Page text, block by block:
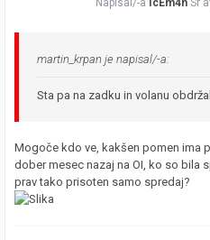
Napisal/-a IcEm4n Sr
martin_krpan je napisal/-a:
Sta pa na zadku in volanu
Mogoče kdo ve, kakšen pomen ima
dober mesec nazaj na OI, ko so bila
prav tako prisoten samo spredaj?